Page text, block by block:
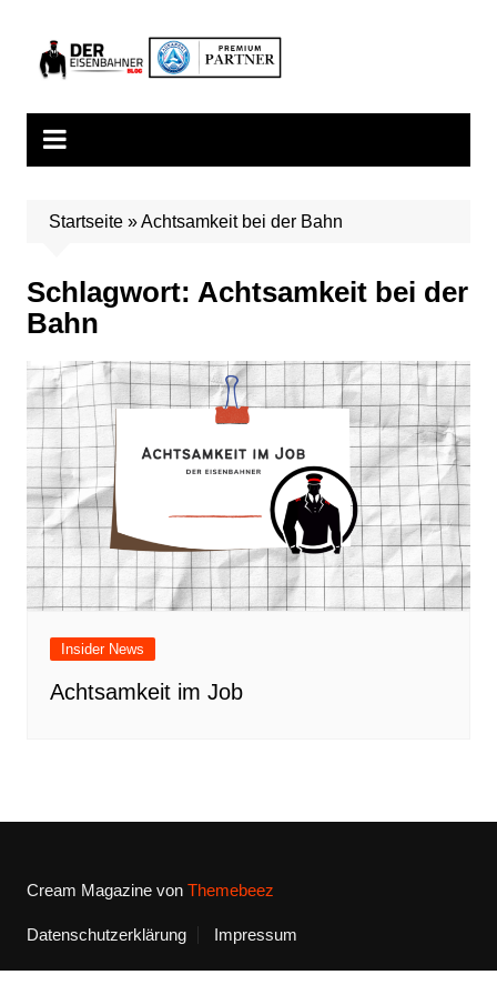
springen
Startseite»Achtsamkeit bei der Bahn
Schlagwort: Achtsamkeit bei der
Bahn
Insider News
Achtsamkeit im Job
Cream Magazine von Themebeez
Datenschutzerklärung Impressum